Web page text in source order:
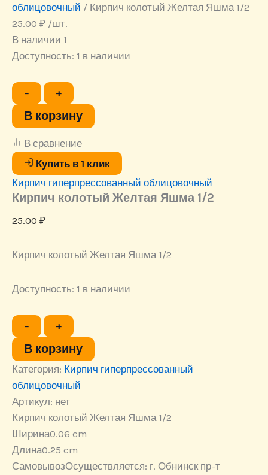
облицовочный / Кирпич колотый Желтая Яшма 1/2
25.00 ₽ /шт.
В наличии 1
Доступность: 1 в наличии
−
Количество
товара
Кирпич
колотый
Яшма
+
В корзину
В сравнение
Купить в 1 клик
Кирпич гиперпрессованный облицовочный
Кирпич колотый Желтая Яшма 1/2
25.00 ₽
Кирпич колотый Желтая Яшма 1/2
Доступность: 1 в наличии
−
Количество
товара
Кирпич
колотый
Желтая
1/2
+
В корзину
Категория: Кирпич гиперпрессованный
облицовочный
Артикул: нет
Кирпич колотый Желтая Яшма 1/2
Ширина0.06 cm
Длина0.25 cm
СамовывозОсуществляется: г. Обнинск пр-т